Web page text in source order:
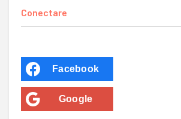
Conectare
Facebook
Google